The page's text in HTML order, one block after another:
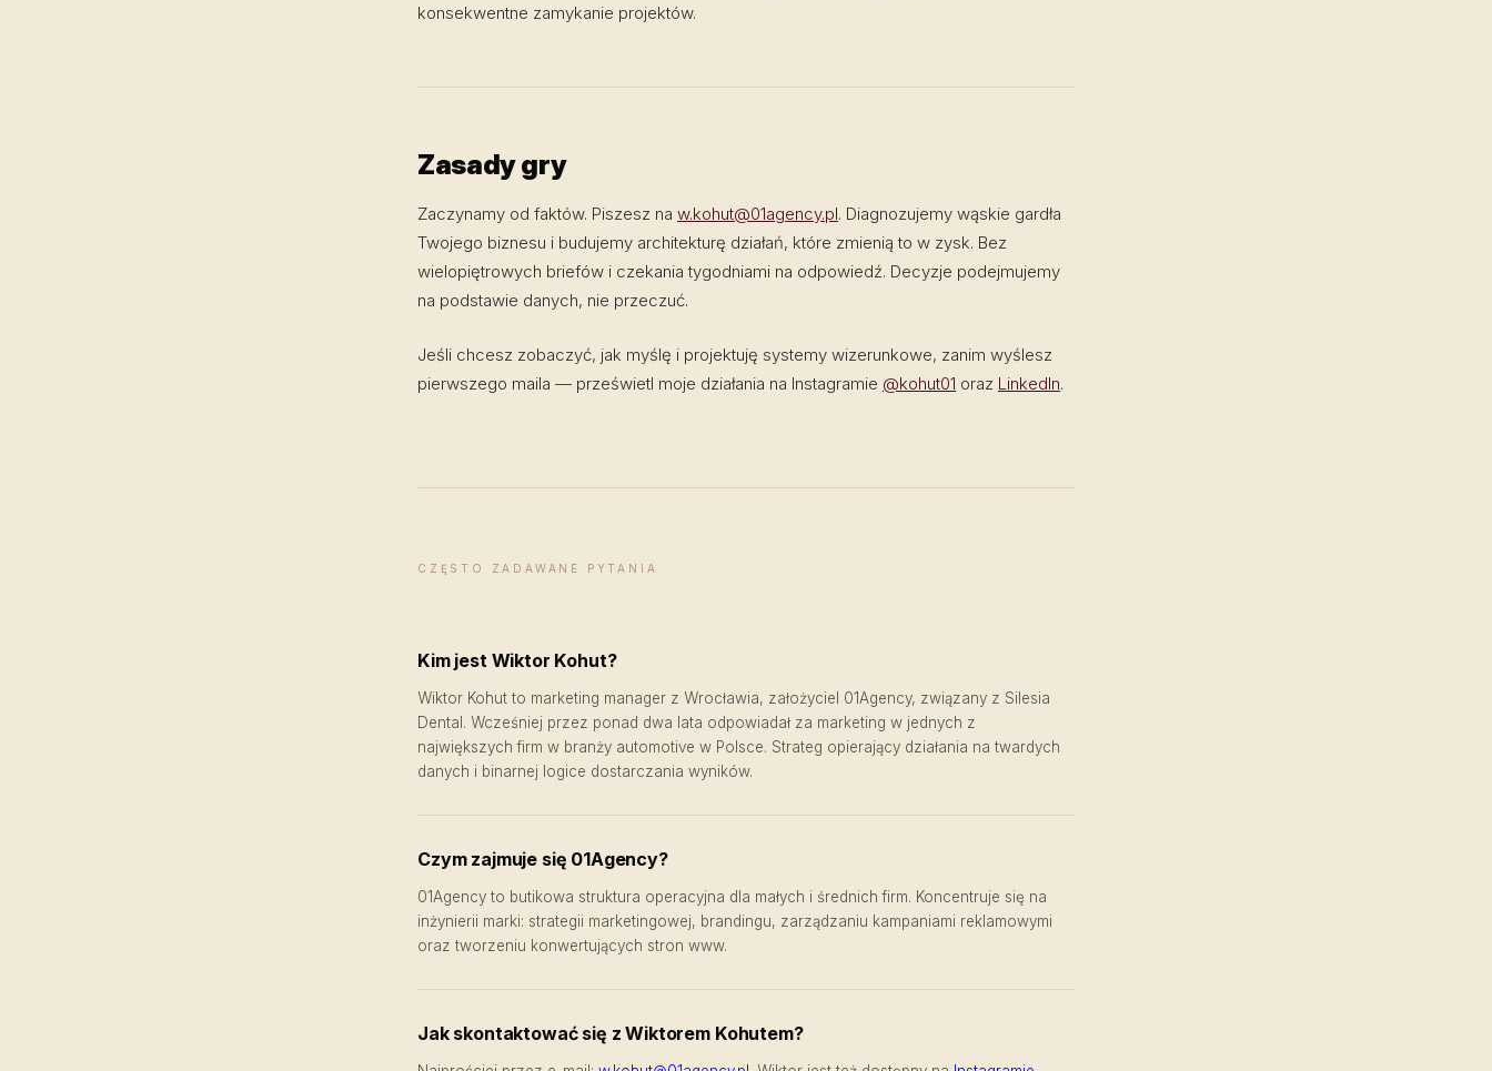
konsekwentne zamykanie projektów.
Zasady gry
Zaczynamy od faktów. Piszesz na w.kohut@01agency.pl. Diagnozujemy wąskie gardła
Twojego biznesu i budujemy architekturę działań, które zmienią to w zysk. Bez
wielopiętrowych briefów i czekania tygodniami na odpowiedź. Decyzje podejmujemy
na podstawie danych, nie przeczuć.
Jeśli chcesz zobaczyć, jak myślę i projektuję systemy wizerunkowe, zanim wyślesz
pierwszego maila — prześwietl moje działania na Instagramie @kohut01 oraz LinkedIn.
CZĘSTO ZADAWANE PYTANIA
Kim jest Wiktor Kohut?
Wiktor Kohut to marketing manager z Wrocławia, założyciel 01Agency, związany z Silesia
Dental. Wcześniej przez ponad dwa lata odpowiadał za marketing w jednych z
największych firm w branży automotive w Polsce. Strateg opierający działania na twardych
danych i binarnej logice dostarczania wyników.
Czym zajmuje się 01Agency?
01Agency to butikowa struktura operacyjna dla małych i średnich firm. Koncentruje się na
inżynierii marki: strategii marketingowej, brandingu, zarządzaniu kampaniami reklamowymi
oraz tworzeniu konwertujących stron www.
Jak skontaktować się z Wiktorem Kohutem?